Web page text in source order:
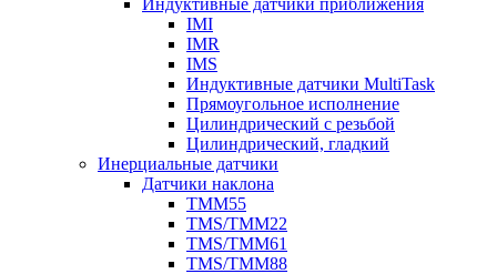
Индуктивные датчики приближения
IMI
IMR
IMS
Индуктивные датчики MultiTask
Прямоугольное исполнение
Цилиндрический с резьбой
Цилиндрический, гладкий
Инерциальные датчики
Датчики наклона
TMM55
TMS/TMM22
TMS/TMM61
TMS/TMM88